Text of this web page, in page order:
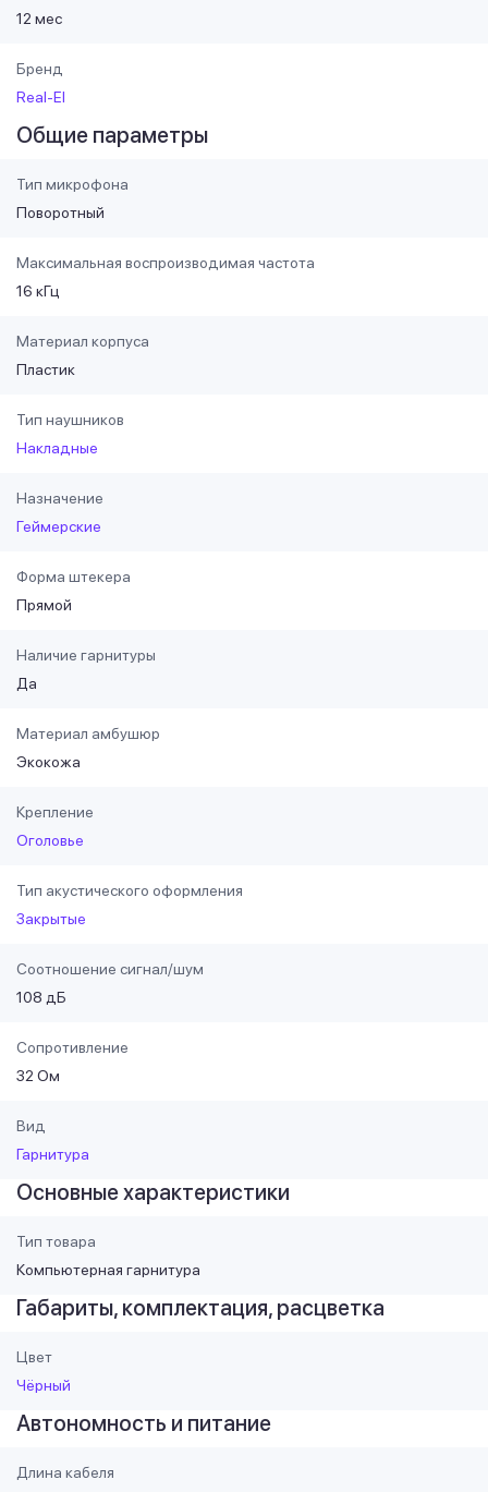
12 мес
Бренд
Real-El
Общие параметры
Тип микрофона
Поворотный
Максимальная воспроизводимая частота
16 кГц
Материал корпуса
Пластик
Тип наушников
Накладные
Назначение
Геймерские
Форма штекера
Прямой
Наличие гарнитуры
Да
Материал амбушюр
Экокожа
Крепление
Оголовье
Тип акустического оформления
Закрытые
Соотношение сигнал/шум
108 дБ
Сопротивление
32 Ом
Вид
Гарнитура
Основные характеристики
Тип товара
Компьютерная гарнитура
Габариты, комплектация, расцветка
Цвет
Чёрный
Автономность и питание
Длина кабеля